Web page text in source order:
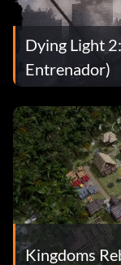
Dying Light
Entrenador)
Kingdoms